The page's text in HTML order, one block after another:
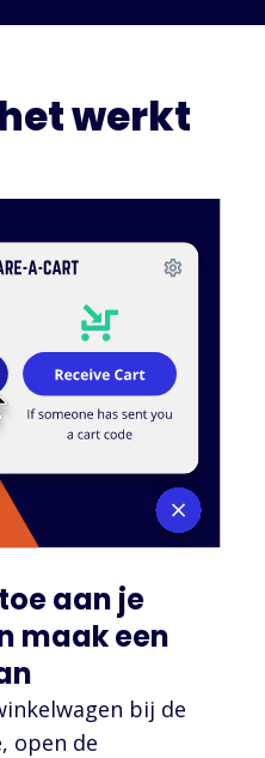
werkt
aan je
maak een
bij de
open de